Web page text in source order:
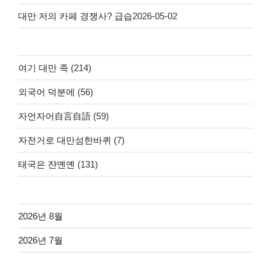
대만 저의 카페 경쟁사? 급습2026-05-02
여기 대만 족 (214)
외국어 덕분에 (56)
자언자어自言自語 (59)
자전거로 대만섬한바퀴 (7)
태국은 쟌옌옌 (131)
2026년 8월
2026년 7월